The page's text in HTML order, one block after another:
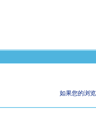
如果您的浏